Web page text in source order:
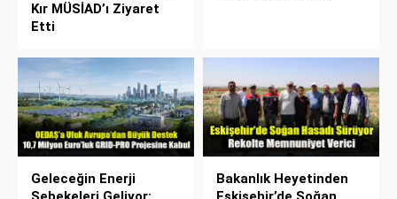
Kır MÜSİAD’ı Ziyaret
Etti
Geleceğin Enerji
Bakanlık Heyetinden